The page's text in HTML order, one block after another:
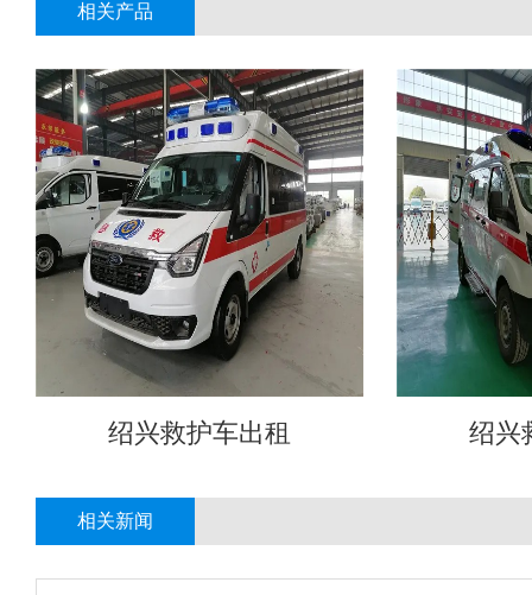
相关产品
绍兴救护车出租 绍兴
相关新闻